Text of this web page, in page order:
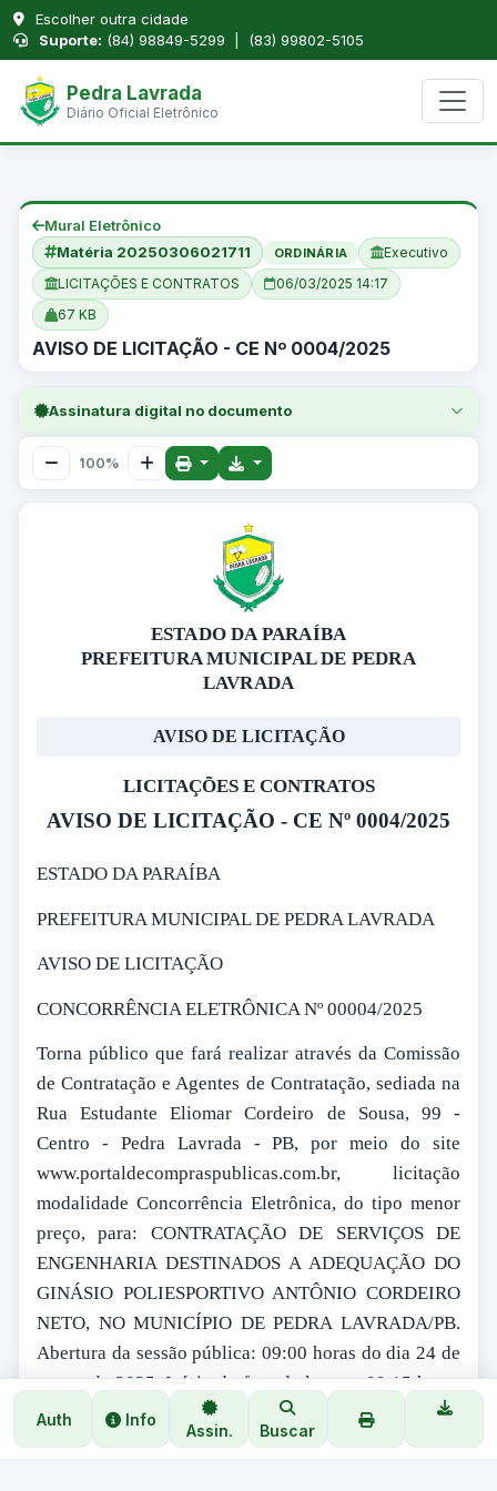
Escolher outra cidade
Suporte: (84) 98849-5299 | (83) 99802-5105
Pedra Lavrada
Diário Oficial Eletrônico
Mural Eletrônico
Matéria 20250306021711
ORDINÁRIA
Executivo
LICITAÇÕES E CONTRATOS
06/03/2025 14:17
67 KB
AVISO DE LICITAÇÃO - CE Nº 0004/2025
Assinatura digital no documento
100%
ESTADO DA PARAÍBA
PREFEITURA MUNICIPAL DE PEDRA
LAVRADA
AVISO DE LICITAÇÃO
LICITAÇÕES E CONTRATOS
AVISO DE LICITAÇÃO - CE Nº 0004/2025
ESTADO DA PARAÍBA
PREFEITURA MUNICIPAL DE PEDRA LAVRADA
AVISO DE LICITAÇÃO
CONCORRÊNCIA ELETRÔNICA Nº 00004/2025
Torna público que fará realizar através da Comissão
de Contratação e Agentes de Contratação, sediada na
Rua Estudante Eliomar Cordeiro de Sousa, 99 -
Centro - Pedra Lavrada - PB, por meio do site
www.portaldecompraspublicas.com.br, licitação
modalidade Concorrência Eletrônica, do tipo menor
preço, para: CONTRATAÇÃO DE SERVIÇOS DE
ENGENHARIA DESTINADOS A ADEQUAÇÃO DO
GINÁSIO POLIESPORTIVO ANTÔNIO CORDEIRO
NETO, NO MUNICÍPIO DE PEDRA LAVRADA/PB.
Abertura da sessão pública: 09:00 horas do dia 24 de
março de 2025. Início da fase de lances: 09:15 horas
do dia 24 de fevereiro de 2025. Referência: horário
de Brasília - DF. Recursos: CONVÊNIO -
Auth Info
Assin. Buscar